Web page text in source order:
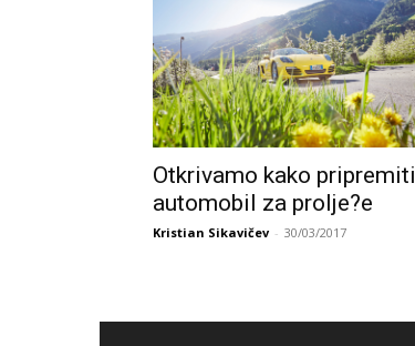
Otkrivamo kako pripremiti
automobil za prolje?e
Kristian Sikavičev - 30/03/2017